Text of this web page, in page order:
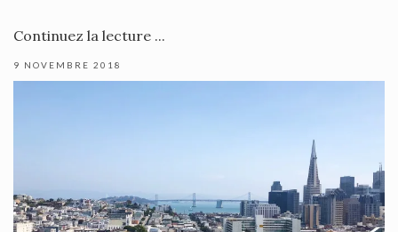
Continuez la lecture ...
9 NOVEMBRE 2018